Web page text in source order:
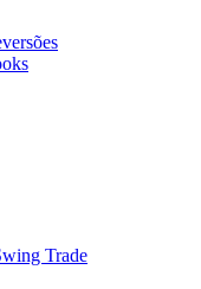
Trade